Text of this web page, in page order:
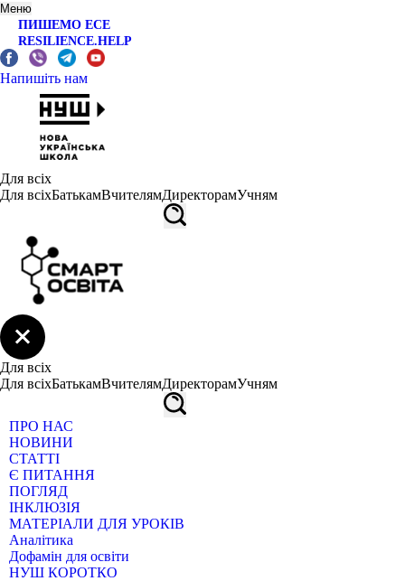
Меню
ПИШЕМО ЕСЕ
RESILIENCE.HELP
Напишіть нам
Для всіх
Для всіхБатькамВчителямДиректорамУчням
Для всіх
Для всіхБатькамВчителямДиректорамУчням
ПРО НАС
НОВИНИ
СТАТТІ
Є ПИТАННЯ
ПОГЛЯД
ІНКЛЮЗІЯ
МАТЕРІАЛИ ДЛЯ УРОКІВ
Аналітика
Дофамін для освіти
НУШ КОРОТКО